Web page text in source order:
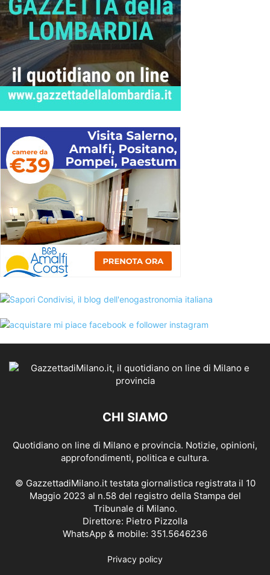
CHI SIAMO
Quotidiano on line di Milano e provincia. Notizie, opinioni,
approfondimenti, politica e cultura.
© GazzettadiMilano.it testata giornalistica registrata il 10
Maggio 2023 al n.58 del registro della Stampa del
Tribunale di Milano.
Direttore: Pietro Pizzolla
WhatsApp & mobile: 351.5646236
Privacy policy